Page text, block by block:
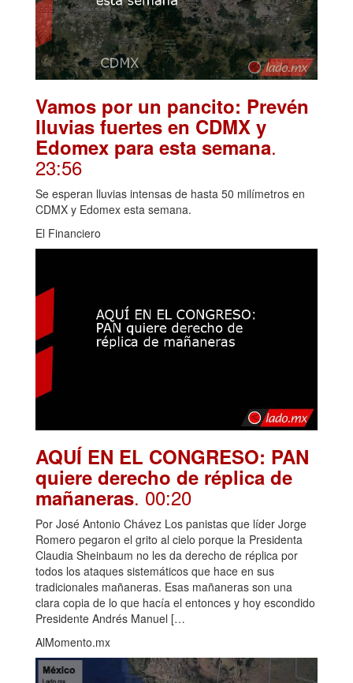
Vamos por un pancito: Prevén
lluvias fuertes en CDMX y
Edomex para esta semana.
23:56
Se esperan lluvias intensas de hasta 50 milímetros en
CDMX y Edomex esta semana.
El Financiero
AQUÍ EN EL CONGRESO: PAN
quiere derecho de réplica de
mañaneras. 00:20
Por José Antonio Chávez Los panistas que líder Jorge
Romero pegaron el grito al cielo porque la Presidenta
Claudia Sheinbaum no les da derecho de réplica por
todos los ataques sistemáticos que hace en sus
tradicionales mañaneras. Esas mañaneras son una
clara copia de lo que hacía el entonces y hoy escondido
Presidente Andrés Manuel […
AlMomento.mx